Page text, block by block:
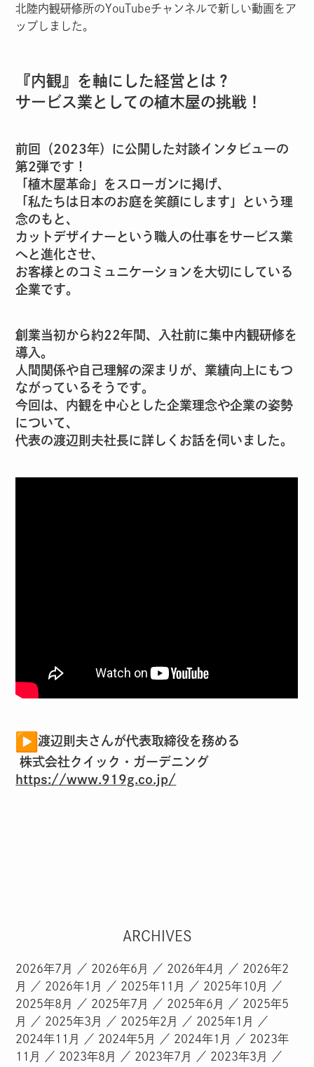
北陸内観研修所のYouTubeチャンネルで新しい動画をア
ップしました。
『内観』を軸にした経営とは？
サービス業としての植木屋の挑戦！
前回（2023年）に公開した対談インタビューの
第2弾です！
「植木屋革命」をスローガンに掲げ、
「私たちは日本のお庭を笑顔にします」という理
念のもと、
カットデザイナーという職人の仕事をサービス業
へと進化させ、
お客様とのコミュニケーションを大切にしている
企業です。
創業当初から約22年間、入社前に集中内観研修を
導入。
人間関係や自己理解の深まりが、業績向上にもつ
ながっているそうです。
今回は、内観を中心とした企業理念や企業の姿勢
について、
代表の渡辺則夫社長に詳しくお話を伺いました。
渡辺則夫さんが代表取締役を務める
株式会社クイック・ガーデニング
https://www.919g.co.jp/
ARCHIVES
2026年7月 2026年6月 2026年4月
2026年2
月
2026年1月 2025年11月
2025年10月
2025年8月
2025年7月 2025年6月
2025年5
月
2025年3月 2025年2月
2025年1月
2024年11月
2024年5月 2024年1月
2023年
11月
2023年8月 2023年7月
2023年3月